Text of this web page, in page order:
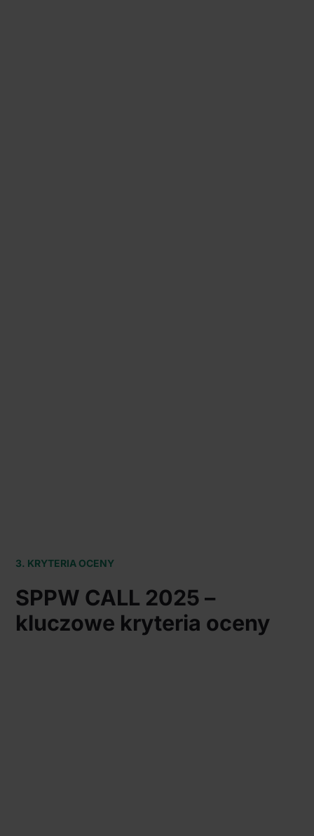
3. KRYTERIA OCENY
SPPW CALL 2025 –
kluczowe kryteria oceny